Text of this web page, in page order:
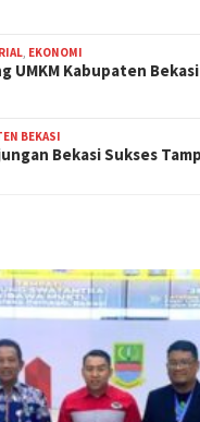
, EKONOMI
UMKM Kabupaten
BEKASI
Bekasi Sukses